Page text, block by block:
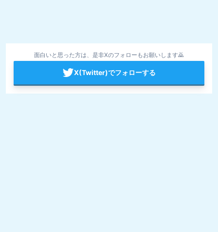
面白いと思った方は、是非Xのフォローもお願いします🙇
X(Twitter)でフォローする